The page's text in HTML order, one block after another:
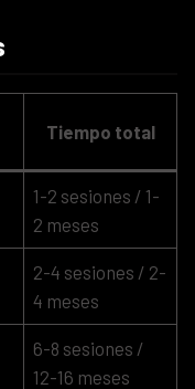
Tiempo total
1-2 sesiones / 1-
2 meses
2-4 sesiones / 2-
4 meses
6-8 sesiones /
12-16 meses